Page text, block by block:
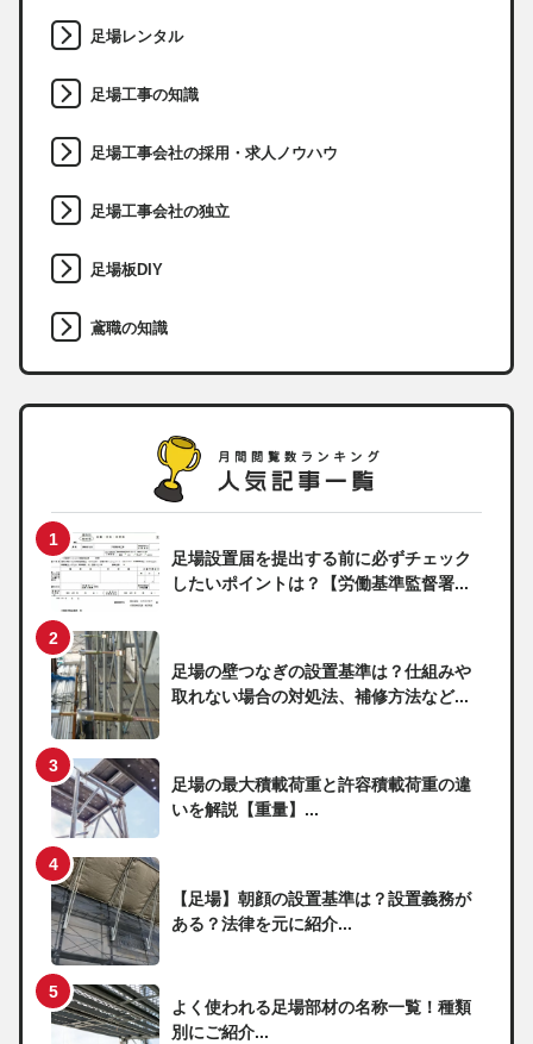
足場レンタル
足場工事の知識
足場工事会社の採用・求人ノウハウ
足場工事会社の独立
足場板DIY
鳶職の知識
足場設置届を提出する前に必ずチェック
したいポイントは？【労働基準監督署...
足場の壁つなぎの設置基準は？仕組みや
取れない場合の対処法、補修方法など...
足場の最大積載荷重と許容積載荷重の違
いを解説【重量】...
【足場】朝顔の設置基準は？設置義務が
ある？法律を元に紹介...
よく使われる足場部材の名称一覧！種類
別にご紹介...